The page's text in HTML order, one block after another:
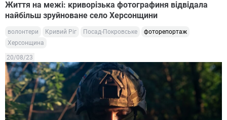
Життя на межі: криворізька фотографиня відвідала
найбільш зруйноване село Херсонщини
волонтери Кривий Ріг Посад-Покровське
фоторепортаж
Херсонщина
20/08/23